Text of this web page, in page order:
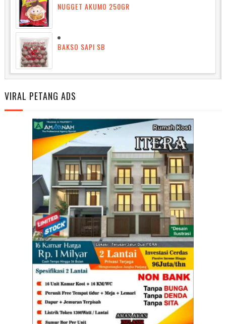
NUGGET AKUMO 250GR
BAKSO SAPI SB
VIRAL PETANG ADS